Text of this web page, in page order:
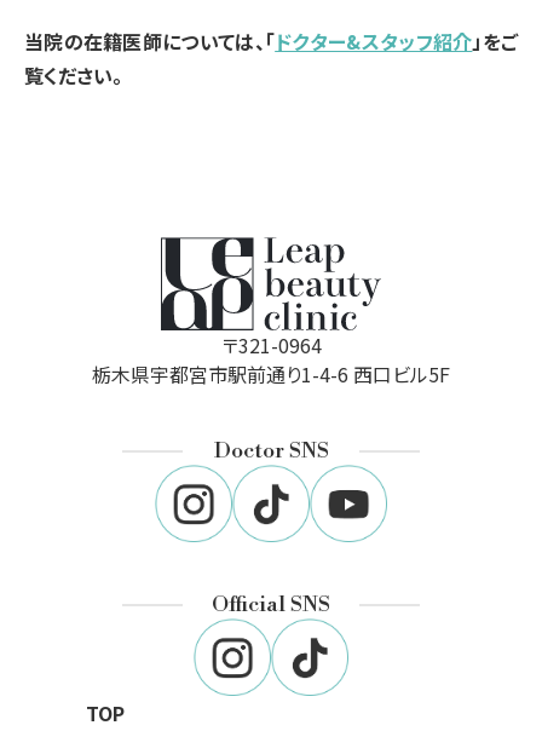
当院の在籍医師については、「ドクター&スタッフ紹介」をご
覧ください。
〒321-0964
栃木県宇都宮市駅前通り1-4-6 西口ビル5F
Doctor SNS
Official SNS
TOP